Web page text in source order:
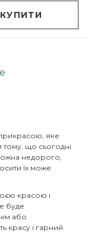
яке
тому, що сьогодні
недорого,
їх може
красою і
буде
або
красу і гарний
КУПИТИ